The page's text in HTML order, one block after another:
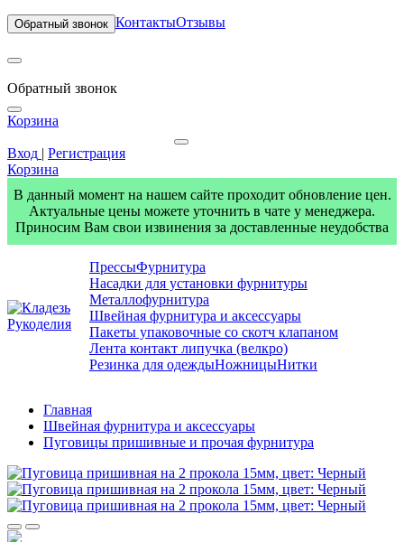
Обратный звонок КонтактыОтзывы
Обратный звонок
Корзина
Вход | Регистрация
Корзина
В данный момент на нашем сайте проходит обновление цен.
Актуальные цены можете уточнить в чате у менеджера.
Приносим Вам свои извинения за доставленные неудобства
ПрессыФурнитура
Насадки для установки фурнитуры
Металлофурнитура
Швейная фурнитура и аксессуары
Пакеты упаковочные со скотч клапаном
Лента контакт липучка (велкро)
Резинка для одеждыНожницыНитки
Главная
Швейная фурнитура и аксессуары
Пуговицы пришивные и прочая фурнитура